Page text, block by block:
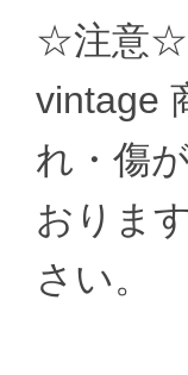
☆注意☆
vintage
れ・傷
おりま
さい。